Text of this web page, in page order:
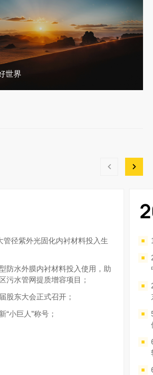
世界
管径紫外光固化内衬材料投入生
防水外膜内衬材料投入使用，助
污水管网提质增容项目；
股东大会正式召开；
“小巨人”称号；